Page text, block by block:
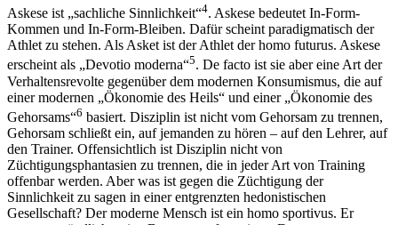
Askese ist „sachliche Sinnlichkeit“4. Askese bedeutet In-Form-
Kommen und In-Form-Bleiben. Dafür scheint paradigmatisch der
Athlet zu stehen. Als Asket ist der Athlet der homo futurus. Askese
erscheint als „Devotio moderna“5. De facto ist sie aber eine Art der
Verhaltensrevolte gegenüber dem modernen Konsumismus, die auf
einer modernen „Ökonomie des Heils“ und einer „Ökonomie des
Gehorsams“6 basiert. Disziplin ist nicht vom Gehorsam zu trennen,
Gehorsam schließt ein, auf jemanden zu hören – auf den Lehrer, auf
den Trainer. Offensichtlich ist Disziplin nicht von
Züchtigungsphantasien zu trennen, die in jeder Art von Training
offenbar werden. Aber was ist gegen die Züchtigung der
Sinnlichkeit zu sagen in einer entgrenzten hedonistischen
Gesellschaft? Der moderne Mensch ist ein homo sportivus. Er